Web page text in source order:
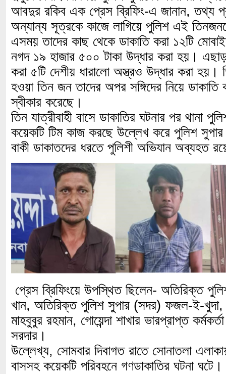
আবদুর রকিব এক প্রেস ব্রিফিং-এ জানান, তথ্য
অন্যান্য সূত্রকে কাজে লাগিয়ে পুলিশ এই
এসময় তাদের কাছ থেকে ডাকাতি করা ১২টি
নগদ ১৯ হাজার ৫০০ টাকা উদ্ধার করা হয়।
করা ৫টি দেশীয় ধারালো অস্ত্রও উদ্ধার করা হয়।
হওয়া তিন জন তাদের অপর সঙ্গিদের নিয়ে ডাকাতি
স্বীকার করেছে।
তিন যাত্রীবাহী বাসে ডাকাতির ঘটনার পর থানা
কয়েকটি টিম কাজ করছে উল্লেখ করে পুলিশ
বাকী ডাকাতদের ধরতে পুলিশী অভিযান অব্যহত
প্রেস ব্রিফিংয়ে উপস্থিত ছিলেন- অতিরিক্ত
খান, অতিরিক্ত পুলিশ সুপার (সদর) ফজল-ই-খুদা,
মাহবুবুর রহমান, গোয়েন্দা শাখার ভারপ্রাপ্ত
সরদার।
উল্লেখ্য, সোমবার দিবাগত রাতে সোনাতলা এলাকায়
বাসসহ কয়েকটি পরিবহনে গণডাকাতির ঘটনা ঘটে।